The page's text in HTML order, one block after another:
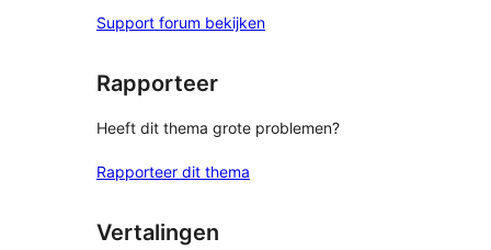
Support forum bekijken
Rapporteer
Heeft dit thema grote problemen?
Rapporteer dit thema
Vertalingen